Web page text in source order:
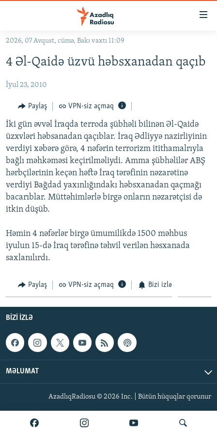
Əsas
qayıt
naviqasiyaya
Axtarışa
keç
#İZAHLA
KORRUPSIOMETR
#ƏSLINDƏ
FƏRQƏ BAX
QANUNI DOĞRU
ARAŞDIRMA
MULTIMEDIA
VIDEO
FOTOQALEREYA
KARIKATURA
RADIO ARXIV
OXU ZALI
İSLAM VƏ DEMOKRATIYA
İZ - MƏDƏNIYYƏT PROQRAMI
HAQQIMIZDA
PEŞƏ ETIKASI VƏ JURNALISTIKA STANDARTLARIMIZ
MATERIALLARIMIZDAN ISTIFADƏ
AZADLIQRADIOSU MOBIL TELEFONUNUZDA
BIZIMLƏ ƏLAQƏ
XƏBƏR BÜLLETENLƏRIMIZ
BIZI IZLƏ
RFE/RL-in bütün saytları
2026, 07 Avqust, cümə, Bakı vaxtı 11:09
4 Əl-Qaidə üzvü həbsxanadan qaçıb
İyul 23, 2010
Paylaş VPN-siz açmaq
İki gün əvvəl İraqda terroda şübhəli bilinən Əl-Qaidə
üzxvləri həbsanadan qaçıblar. İraq Ədliyyə nazirliyinin
verdiyi xəbərə görə, 4 nəfərin terrorizm itithamalrıyla
bağlı məhkəməsi keçirilməliydi. Amma şübhəlilər ABŞ
hərbçilərinin keçən həftə İraq tərəfinin nəzarətinə
verdiyi Bağdad yaxınlığındakı həbsxanadan qaçmağı
bacarıblar. Müttəhimlərlə birgə onların nəzarətçisi də
itkin düşüb.
Həmin 4 nəfərlər birgə ümumilikdə 1500 məhbus
iyulun 15-də İraq tərəfinə təhvil verilən həsxanada
saxlanılırdı.
Paylaş VPN-siz açmaq Bizi izlə
BIZI IZLƏ
MƏLUMAT
AzadlıqRadiosu © 2026 Inc. | Bütün hüquqlar qorunur